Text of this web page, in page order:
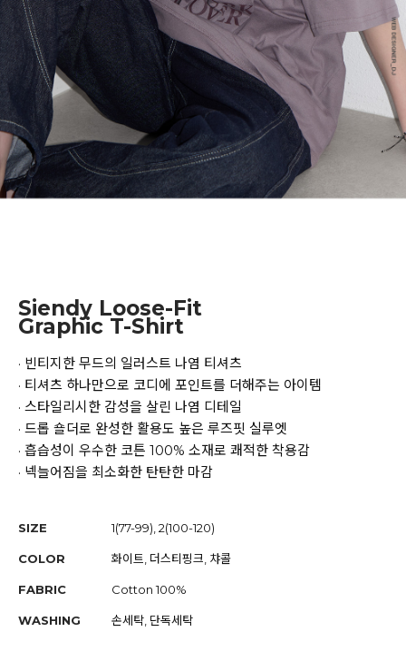
Siendy Loose-Fit
Graphic T-Shirt
· 빈티지한 무드의 일러스트 나염 티셔츠
· 티셔츠 하나만으로 코디에 포인트를 더해주는 아이템
· 스타일리시한 감성을 살린 나염 디테일
· 드롭 숄더로 완성한 활용도 높은 루즈핏 실루엣
· 흡습성이 우수한 코튼 100% 소재로 쾌적한 착용감
· 넥늘어짐을 최소화한 탄탄한 마감
SIZE 1(77-99), 2(100-120)
COLOR 화이트, 더스티핑크, 챠콜
FABRIC Cotton 100%
WASHING 손세탁, 단독세탁